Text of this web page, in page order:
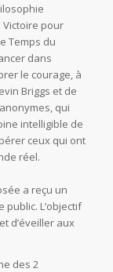
pour
Temps du
dans
le courage, à
Briggs et de
qui
intelligible de
ceux qui ont
réel.
a reçu un
L’objectif
d’éveiller aux
des 2